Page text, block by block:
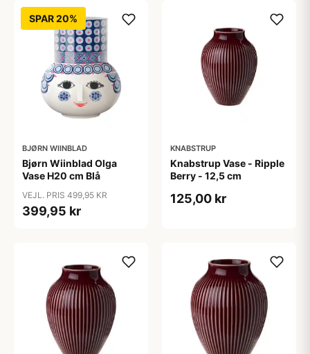
SPAR 20%
BJØRN WIINBLAD
Bjørn Wiinblad Olga
Vase H20 cm Blå
VEJL. PRIS 499,95 KR
399,95 kr
KNABSTRUP
Knabstrup Vase - Ripple
Berry - 12,5 cm
125,00 kr